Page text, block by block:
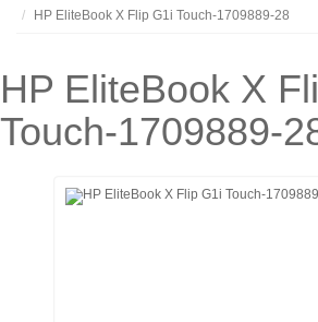
HP EliteBook X Flip G1i Touch-1709889-28
HP EliteBook X
Touch-1709889-